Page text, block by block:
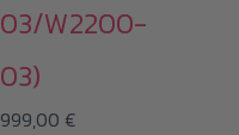
03/W2200-
03)
999,00 €